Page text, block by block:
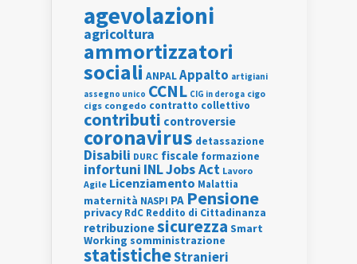
agevolazioni
agricoltura
ammortizzatori
sociali ANPALAppalto artigiani
assegno unico CCNL CIG in deroga cigo
cigs congedo contratto collettivo
contributi controversie
coronavirus detassazione
Disabili DURC fiscale formazione
infortuni INLJobs Act Lavoro
Agile Licenziamento Malattia
maternità NASPI PA Pensione
privacy RdC Reddito di Cittadinanza
retribuzionesicurezza Smart
Working somministrazione
statisticheStranieri